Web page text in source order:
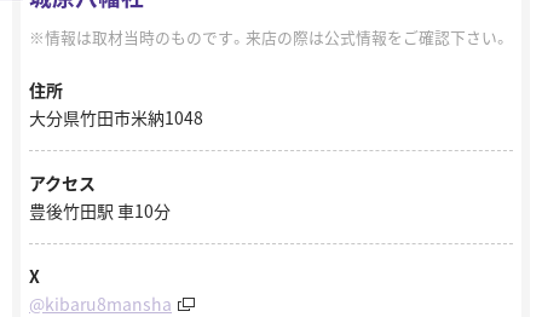
情報は取材当時のものです。来店の際は公式情報をご確認下さい。
住所
大分県竹田市米納1048
アクセス
豊後竹田駅 車10分
X
@kibaru8mansha